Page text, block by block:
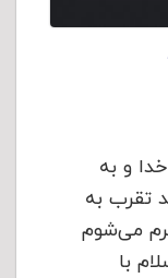
و به
تقرب به
می‌شوم
با